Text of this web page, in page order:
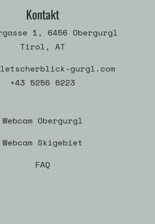
Kontakt
1, 6456 Obergurgl
Tirol, AT
gurgl.com
+43 5256 6223
Webcam Obergurgl
Webcam Skigebiet
FAQ